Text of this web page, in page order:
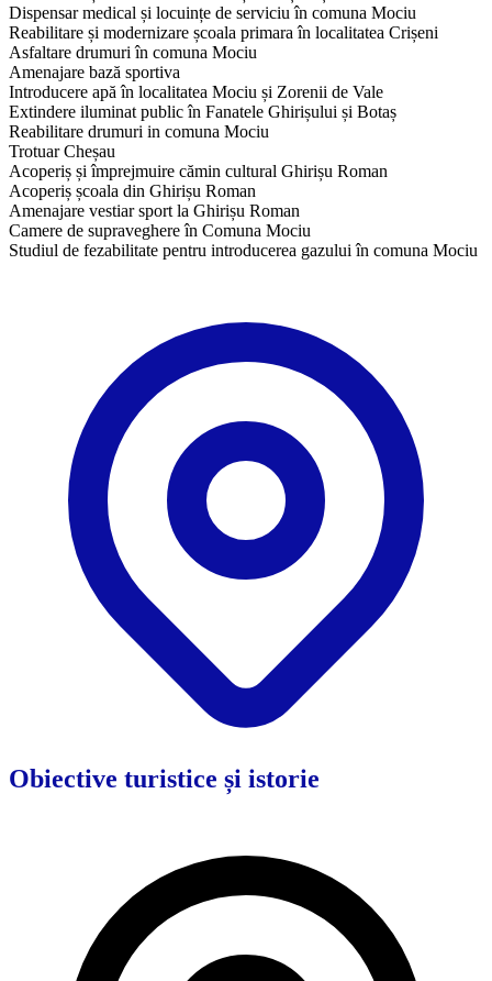
Dispensar medical și locuințe de serviciu în comuna Mociu
Reabilitare și modernizare școala primara în localitatea Crișeni
Asfaltare drumuri în comuna Mociu
Amenajare bază sportiva
Introducere apă în localitatea Mociu și Zorenii de Vale
Extindere iluminat public în Fanatele Ghirișului și Botaș
Reabilitare drumuri in comuna Mociu
Trotuar Cheșau
Acoperiș și împrejmuire cămin cultural Ghirișu Roman
Acoperiș școala din Ghirișu Roman
Amenajare vestiar sport la Ghirișu Roman
Camere de supraveghere în Comuna Mociu
​Studiul de fezabilitate pentru introducerea gazului în comuna Mociu
Obiective turistice și istorie